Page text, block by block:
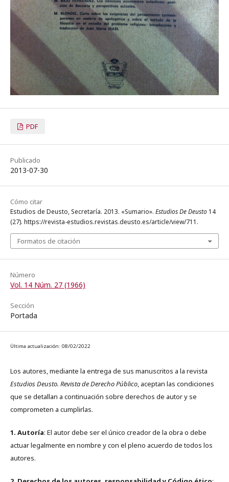
PDF
Publicado
2013-07-30
Cómo citar
Estudios de Deusto, Secretaría. 2013. «Sumario». Estudios De Deusto 14
(27). https://revista-estudios.revistas.deusto.es/article/view/711.
Formatos de citación
Número
Vol. 14 Núm. 27 (1966)
Sección
Portada
Última actualización: 08/02/2022
Los autores, mediante la entrega de sus manuscritos a la revista
Estudios Deusto. Revista de Derecho Público, aceptan las condiciones
que se detallan a continuación sobre derechos de autor y se
comprometen a cumplirlas.
1. Autoría: El autor debe ser el único creador de la obra o debe
actuar legalmente en nombre y con el pleno acuerdo de todos los
autores.